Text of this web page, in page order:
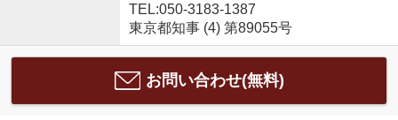
TEL:050-3183-1387
東京都知事 (4) 第89055号
お問い合わせ(無料)